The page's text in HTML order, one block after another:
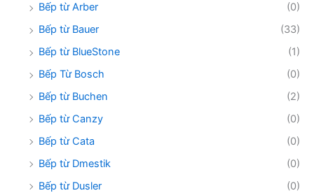
Bếp từ Arber
(0)
Bếp từ Bauer
(33)
Bếp từ BlueStone
(1)
Bếp Từ Bosch
(0)
Bếp từ Buchen
(2)
Bếp từ Canzy
(0)
Bếp từ Cata
(0)
Bếp từ Dmestik
(0)
Bếp từ Dusler
(0)